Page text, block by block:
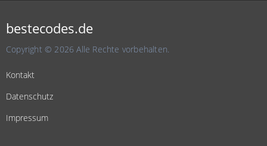
bestecodes.de
Copyright © 2026 Alle Rechte vorbehalten.
Kontakt
Datenschutz
Impressum